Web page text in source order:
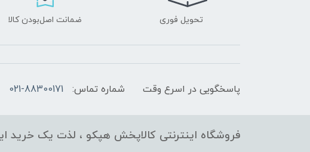
تحویل فوری ضمانت اصل‌بودن کالا
پاسخگویی در اسرع وقت شماره تماس: 021-88300171
فروشگاه اینترنتی کالاپخش هپکو ، لذت یک خرید